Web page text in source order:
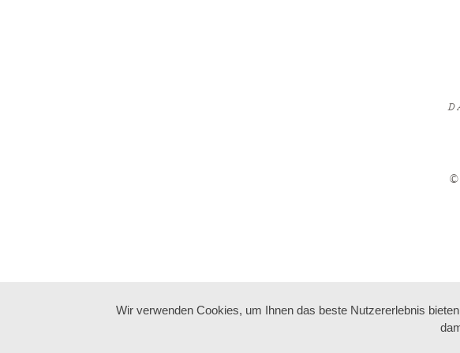
©
Wir verwenden Cookies, um Ihnen das beste Nutzererlebnis